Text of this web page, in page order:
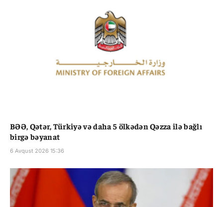
BƏƏ, Qətər, Türkiyə və daha 5 ölkədən Qəzza ilə bağlı
birgə bəyanat
6 Avqust 2026 15:36